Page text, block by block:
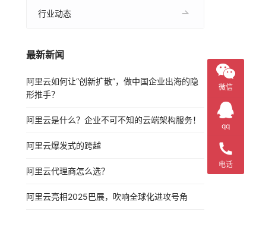
行业动态
最新新闻
阿里云如何让“创新扩散”，做中国企业出海的隐
形推手？
阿里云是什么？企业不可不知的云端架构服务！
阿里云爆发式的跨越
阿里云代理商怎么选？
阿里云亮相2025巴展，吹响全球化进攻号角
微信
qq
电话